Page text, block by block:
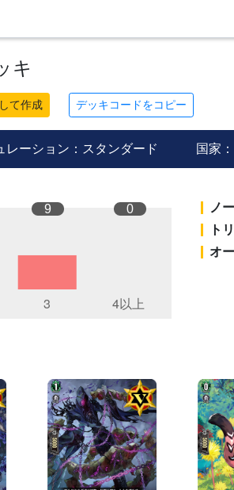
キ
て作成 デッキコードをコピー
レーション：スタンダード 国家：
9 0 ノ
ト
オ